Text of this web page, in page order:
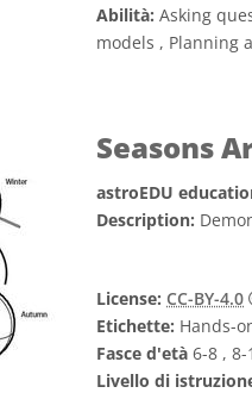
Abilità: Asking
models , Planning
Seasons
astroEDU
Description:
License: CC-BY-4.0
Etichette: Hands-
Fasce d'età 6-8 , 8-
Livello di